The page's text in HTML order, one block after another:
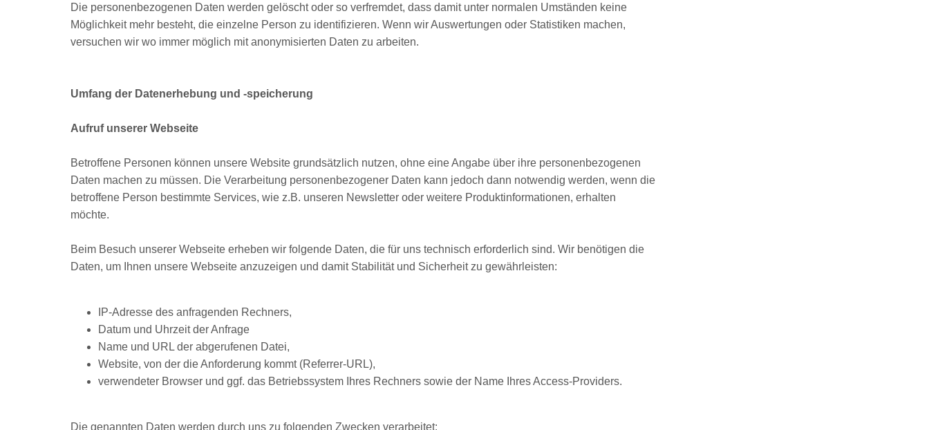
Die personenbezogenen Daten werden gelöscht oder so verfremdet, dass damit unter normalen Umständen keine
Möglichkeit mehr besteht, die einzelne Person zu identifizieren. Wenn wir Auswertungen oder Statistiken machen,
versuchen wir wo immer möglich mit anonymisierten Daten zu arbeiten.
Umfang der Datenerhebung und -speicherung
Aufruf unserer Webseite
Betroffene Personen können unsere Website grundsätzlich nutzen, ohne eine Angabe über ihre personenbezogenen
Daten machen zu müssen. Die Verarbeitung personenbezogener Daten kann jedoch dann notwendig werden, wenn die
betroffene Person bestimmte Services, wie z.B. unseren Newsletter oder weitere Produktinformationen, erhalten
möchte.
Beim Besuch unserer Webseite erheben wir folgende Daten, die für uns technisch erforderlich sind. Wir benötigen die
Daten, um Ihnen unsere Webseite anzuzeigen und damit Stabilität und Sicherheit zu gewährleisten:
IP-Adresse des anfragenden Rechners,
Datum und Uhrzeit der Anfrage
Name und URL der abgerufenen Datei,
Website, von der die Anforderung kommt (Referrer-URL),
verwendeter Browser und ggf. das Betriebssystem Ihres Rechners sowie der Name Ihres Access-Providers.
Die genannten Daten werden durch uns zu folgenden Zwecken verarbeitet: